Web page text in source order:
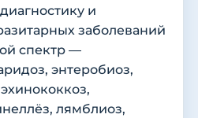
и
заболеваний
спектр —
энтеробиоз,
лямблиоз,